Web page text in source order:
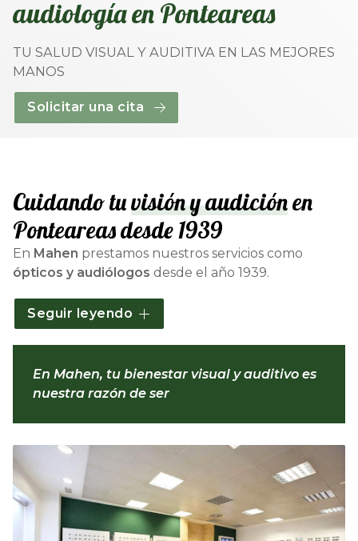
audiología en Ponteareas
TU SALUD VISUAL Y AUDITIVA EN LAS MEJORES
MANOS
Solicitar una cita
Cuidando tuvisión y audiciónen
Ponteareas desde 1939
En Mahen prestamos nuestros servicios como
ópticos y audiólogos desde el año 1939.
Como especialistas en
sólida trayectoria, te garantizamos un servicio de la
máxima calidad, pues trabajamos conprimeras
marcas y utilizamos materiales y herramientas de la
más alta calidad, ofreciendo siempre una atención
Seguir leyendo
En Mahen, tu bienestar visual y auditivo es
nuestra razón de ser